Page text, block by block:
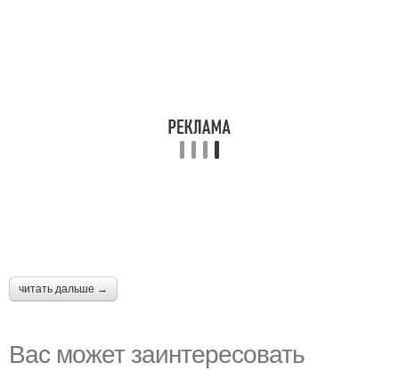
читать дальше →
Вас может заинтересовать